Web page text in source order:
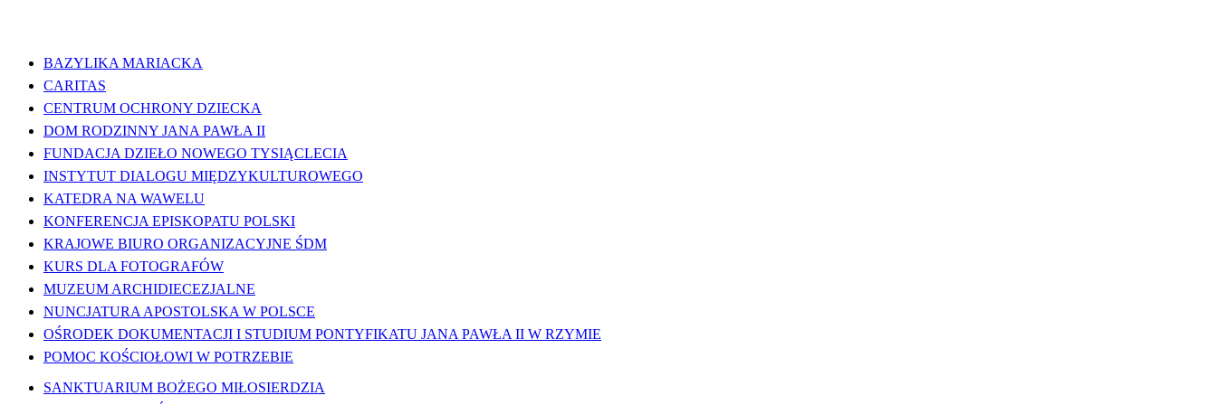
BAZYLIKA MARIACKA
CARITAS
CENTRUM OCHRONY DZIECKA
DOM RODZINNY JANA PAWŁA II
FUNDACJA DZIEŁO NOWEGO TYSIĄCLECIA
INSTYTUT DIALOGU MIĘDZYKULTUROWEGO
KATEDRA NA WAWELU
KONFERENCJA EPISKOPATU POLSKI
KRAJOWE BIURO ORGANIZACYJNE ŚDM
KURS DLA FOTOGRAFÓW
MUZEUM ARCHIDIECEZJALNE
NUNCJATURA APOSTOLSKA W POLSCE
OŚRODEK DOKUMENTACJI I STUDIUM PONTYFIKATU JANA PAWŁA II W RZYMIE
POMOC KOŚCIOŁOWI W POTRZEBIE
SANKTUARIUM BOŻEGO MIŁOSIERDZIA